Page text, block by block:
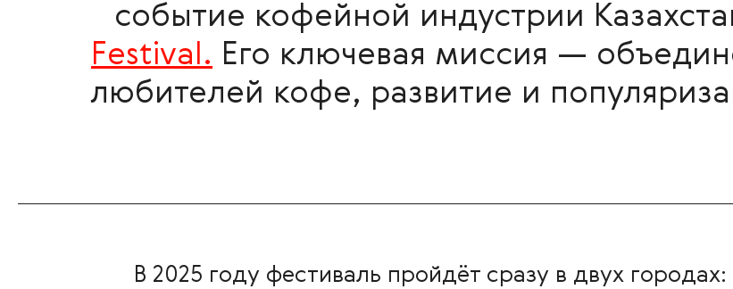
событие кофейной индустрии
Festival. Его ключевая миссия —
любителей кофе, развитие и
В 2025 году фестиваль пройдёт сразу в двух